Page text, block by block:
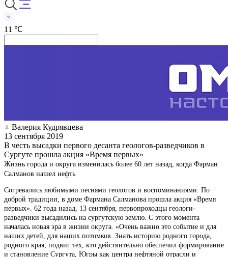
11 ℃
Валерия Кудрявцева
13 сентября 2019
В честь высадки первого десанта геологов-разведчиков в
Сургуте прошла акция «Время первых»
Жизнь города и округа изменилась более 60 лет назад, когда Фарман
Салманов нашел нефть
Согревались любимыми песнями геологов и воспоминаниями. По
доброй традиции, в доме Фармана Салманова прошла акция «Время
первых». 62 года назад, 13 сентября, первопроходцы геологи-
разведчики высадились на сургутскую землю. С этого момента
началась новая эра в жизни округа. «Очень важно это событие и для
наших детей, для наших потомков. Знать историю родного города,
родного края, подвиг тех, кто действительно обеспечил формирование
и становление Сургута, Югры как центра нефтяной отрасли и